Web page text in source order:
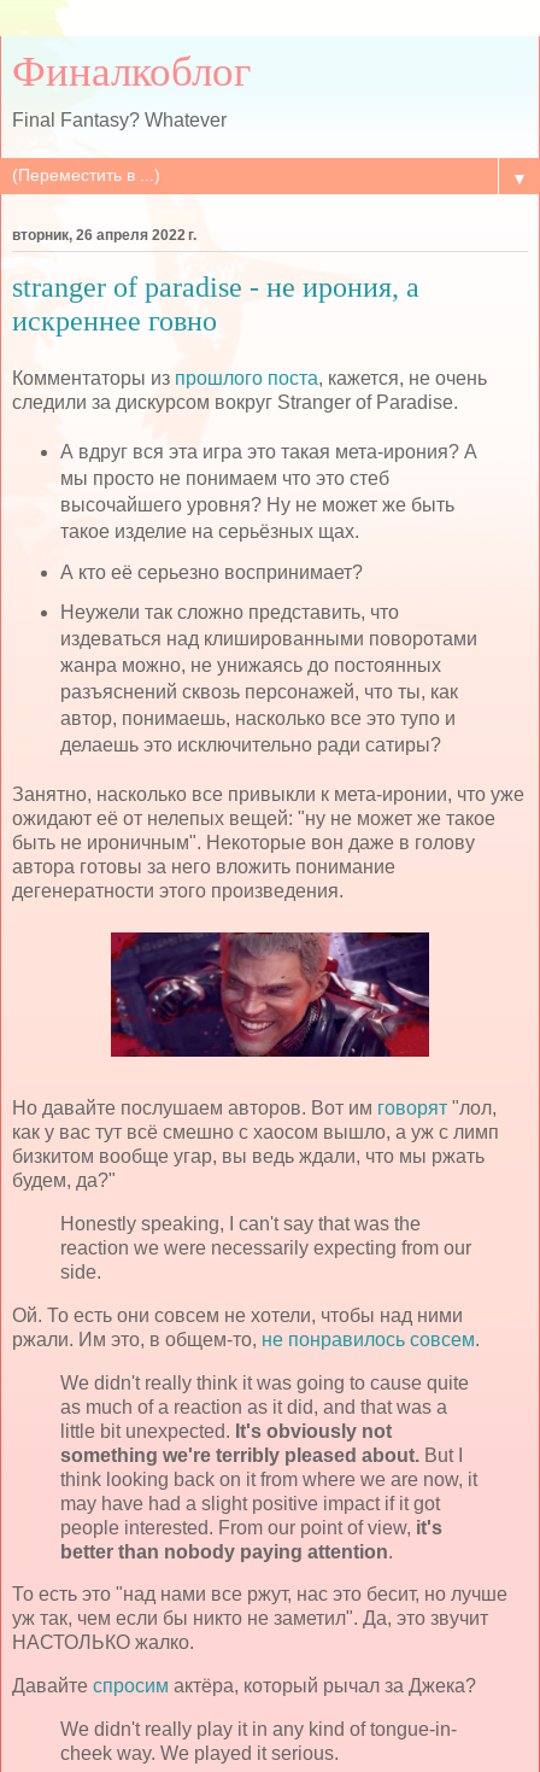
Финалкоблог
Final Fantasy? Whatever
▼
вторник, 26 апреля 2022 г.
stranger of paradise - не ирония, а
искреннее говно
Комментаторы из прошлого поста, кажется, не очень
следили за дискурсом вокруг Stranger of Paradise.
А вдруг вся эта игра это такая мета-ирония? А
мы просто не понимаем что это стеб
высочайшего уровня? Ну не может же быть
такое изделие на серьёзных щах.
А кто её серьезно воспринимает?
Неужели так сложно представить, что
издеваться над клишированными поворотами
жанра можно, не унижаясь до постоянных
разъяснений сквозь персонажей, что ты, как
автор, понимаешь, насколько все это тупо и
делаешь это исключительно ради сатиры?
Занятно, насколько все привыкли к мета-иронии, что уже
ожидают её от нелепых вещей: "ну не может же такое
быть не ироничным". Некоторые вон даже в голову
автора готовы за него вложить понимание
дегенератности этого произведения.
Но давайте послушаем авторов. Вот им говорят "лол,
как у вас тут всё смешно с хаосом вышло, а уж с лимп
бизкитом вообще угар, вы ведь ждали, что мы ржать
будем, да?"
Honestly speaking, I can't say that was the
reaction we were necessarily expecting from our
side.
Ой. То есть они совсем не хотели, чтобы над ними
ржали. Им это, в общем-то, не понравилось совсем.
We didn't really think it was going to cause quite
as much of a reaction as it did, and that was a
little bit unexpected. It's obviously not
something we're terribly pleased about. But I
think looking back on it from where we are now, it
may have had a slight positive impact if it got
people interested. From our point of view, it's
better than nobody paying attention.
То есть это "над нами все ржут, нас это бесит, но лучше
уж так, чем если бы никто не заметил". Да, это звучит
НАСТОЛЬКО жалко.
Давайте спросим актёра, который рычал за Джека?
We didn't really play it in any kind of tongue-in-
cheek way. We played it serious.